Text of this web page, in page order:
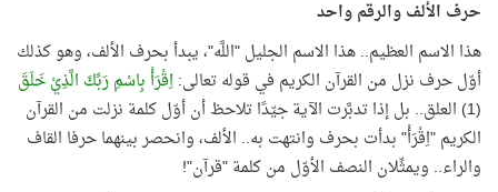
حرف الألف والرقم واحد
هذا الاسم العظيم.. هذا الاسم الجليل "اللَّه"، يبدأ بحرف الألف، وهو كذلك
أوّل حرف نزل من القرآن الكريم في قوله تعالى:اِقْرَأْ بِاسْمِ رَبِّكَ الَّذِيْ خَلَقَ
(1) العلق.. بل إذا تدبَّرت الآية جيّدًا تلاحظ أن أوّل كلمة نزلت من القرآن
الكريم "اِقْرَأْ" بدأت بحرف وانتهت به.. الألف، وانحصر بينهما حرفا القاف
والراء.. ويمثِّلان النصف الأوّل من كلمة "قرآن"!